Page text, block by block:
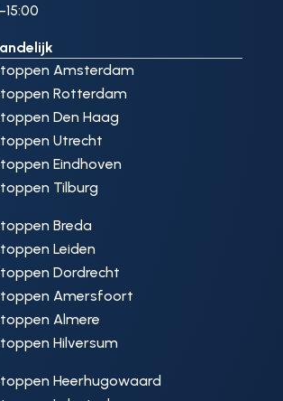
Amsterdam
Rotterdam
Den Haag
Utrecht
Eindhoven
Tilburg
Breda
Leiden
Dordrecht
Amersfoort
Almere
Hilversum
Heerhugowaard